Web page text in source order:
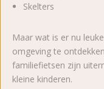
Skelters
Maar wat is er nu
omgeving te
familiefietsen zijn
kleine kinderen.